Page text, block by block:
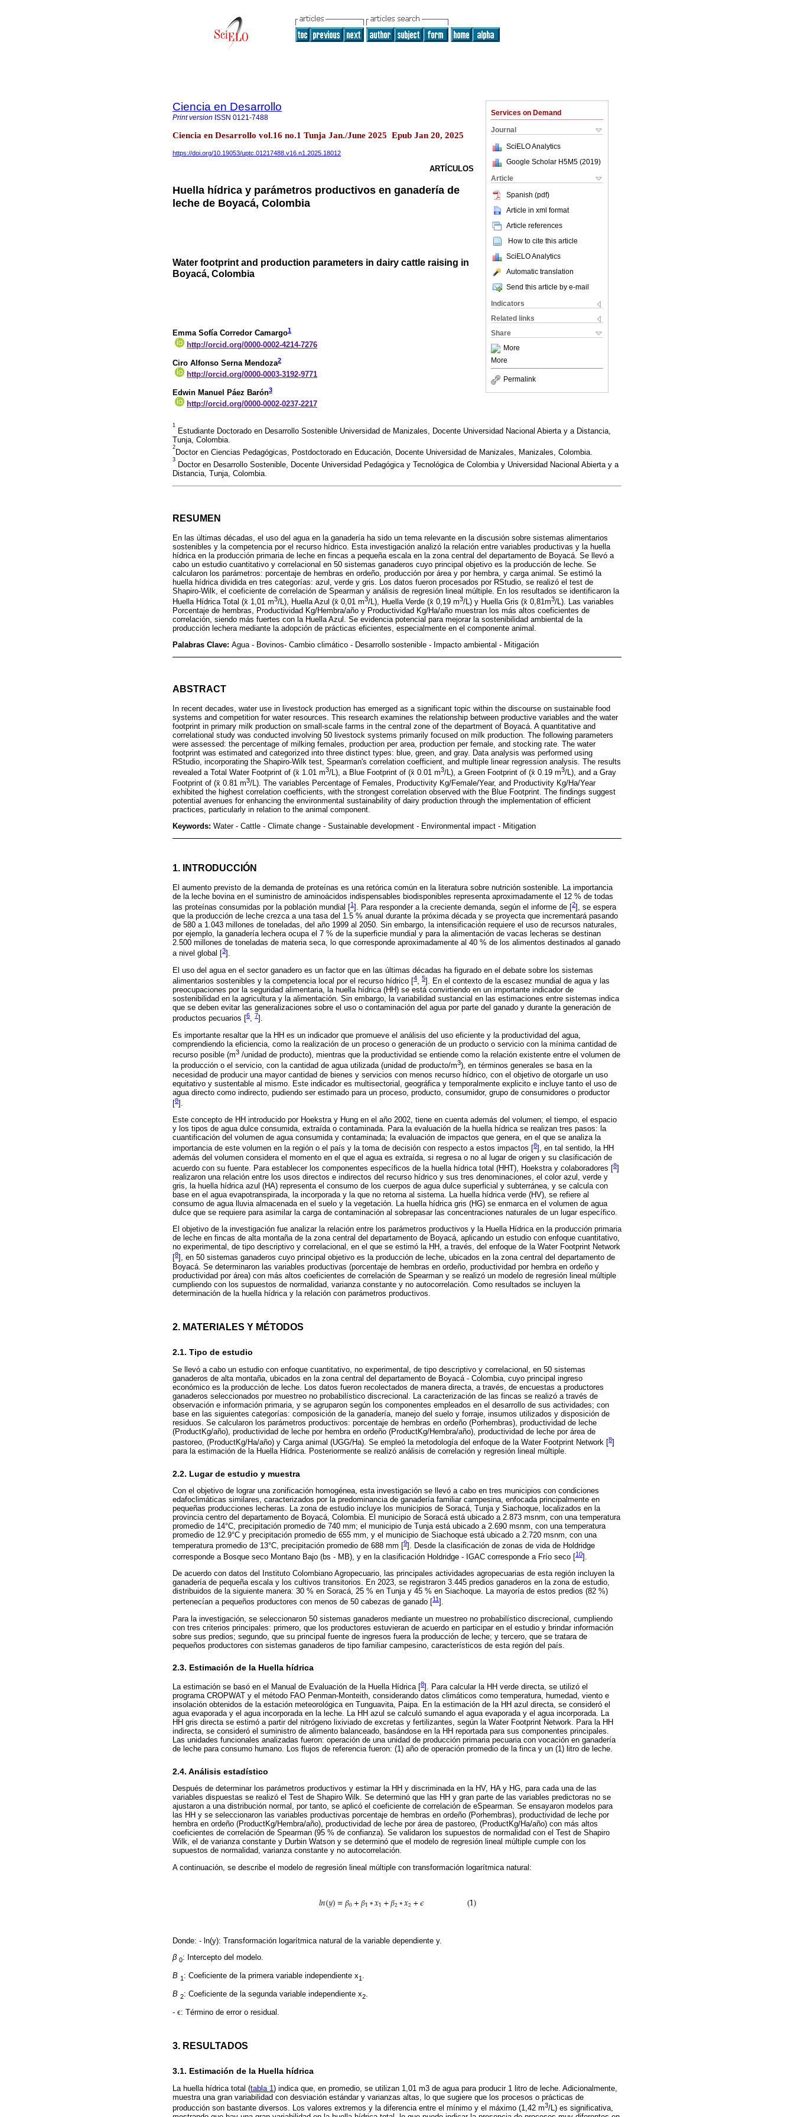
Services on Demand
Journal
SciELO Analytics
Google Scholar H5M5 (2019)
Article
Spanish (pdf)
Article in xml format
Article references
How to cite this article
SciELO Analytics
Automatic translation
Send this article by e-mail
Indicators
Related links
Share
More
More
Permalink
Ciencia en Desarrollo
Print version ISSN 0121-7488
Ciencia en Desarrollo vol.16 no.1 Tunja Jan./June 2025 Epub Jan 20, 2025
https://doi.org/10.19053/uptc.01217488.v16.n1.2025.18012
ARTÍCULOS
Huella hídrica y parámetros productivos en ganadería de
leche de Boyacá, Colombia
Water footprint and production parameters in dairy cattle raising in
Boyacá, Colombia
Emma Sofía Corredor Camargo1
http://orcid.org/0000-0002-4214-7276
Ciro Alfonso Serna Mendoza2
http://orcid.org/0000-0003-3192-9771
Edwin Manuel Páez Barón3
http://orcid.org/0000-0002-0237-2217
1
Estudiante Doctorado en Desarrollo Sostenible Universidad de Manizales, Docente Universidad Nacional Abierta y a Distancia,
Tunja, Colombia.
2
Doctor en Ciencias Pedagógicas, Postdoctorado en Educación, Docente Universidad de Manizales, Manizales, Colombia.
3
Doctor en Desarrollo Sostenible, Docente Universidad Pedagógica y Tecnológica de Colombia y Universidad Nacional Abierta y a
Distancia, Tunja, Colombia.
RESUMEN
En las últimas décadas, el uso del agua en la ganadería ha sido un tema relevante en la discusión sobre sistemas alimentarios
sostenibles y la competencia por el recurso hídrico. Esta investigación analizó la relación entre variables productivas y la huella
hídrica en la producción primaria de leche en fincas a pequeña escala en la zona central del departamento de Boyacá. Se llevó a
cabo un estudio cuantitativo y correlacional en 50 sistemas ganaderos cuyo principal objetivo es la producción de leche. Se
calcularon los parámetros: porcentaje de hembras en ordeño, producción por área y por hembra, y carga animal. Se estimó la
huella hídrica dividida en tres categorías: azul, verde y gris. Los datos fueron procesados por RStudio, se realizó el test de
Shapiro-Wilk, el coeficiente de correlación de Spearman y análisis de regresión lineal múltiple. En los resultados se identificaron la
Huella Hídrica Total (x̄ 1,01 m3/L), Huella Azul (x̄ 0,01 m3/L), Huella Verde (x̄ 0,19 m3/L) y Huella Gris (x̄ 0,81m3/L). Las variables
Porcentaje de hembras, Productividad Kg/Hembra/año y Productividad Kg/Ha/año muestran los más altos coeficientes de
correlación, siendo más fuertes con la Huella Azul. Se evidencia potencial para mejorar la sostenibilidad ambiental de la
producción lechera mediante la adopción de prácticas eficientes, especialmente en el componente animal.
Palabras Clave: Agua - Bovinos- Cambio climático - Desarrollo sostenible - Impacto ambiental - Mitigación
ABSTRACT
In recent decades, water use in livestock production has emerged as a significant topic within the discourse on sustainable food
systems and competition for water resources. This research examines the relationship between productive variables and the water
footprint in primary milk production on small-scale farms in the central zone of the department of Boyacá. A quantitative and
correlational study was conducted involving 50 livestock systems primarily focused on milk production. The following parameters
were assessed: the percentage of milking females, production per area, production per female, and stocking rate. The water
footprint was estimated and categorized into three distinct types: blue, green, and gray. Data analysis was performed using
RStudio, incorporating the Shapiro-Wilk test, Spearman's correlation coefficient, and multiple linear regression analysis. The results
revealed a Total Water Footprint of (x̄ 1.01 m3/L), a Blue Footprint of (x̄ 0.01 m3/L), a Green Footprint of (x̄ 0.19 m3/L), and a Gray
Footprint of (x̄ 0.81 m3/L). The variables Percentage of Females, Productivity Kg/Female/Year, and Productivity Kg/Ha/Year
exhibited the highest correlation coefficients, with the strongest correlation observed with the Blue Footprint. The findings suggest
potential avenues for enhancing the environmental sustainability of dairy production through the implementation of efficient
practices, particularly in relation to the animal component.
Keywords: Water - Cattle - Climate change - Sustainable development - Environmental impact - Mitigation
1. INTRODUCCIÓN
El aumento previsto de la demanda de proteínas es una retórica común en la literatura sobre nutrición sostenible. La importancia
de la leche bovina en el suministro de aminoácidos indispensables biodisponibles representa aproximadamente el 12 % de todas
las proteínas consumidas por la población mundial [1]. Para responder a la creciente demanda, según el informe de [2], se espera
que la producción de leche crezca a una tasa del 1.5 % anual durante la próxima década y se proyecta que incrementará pasando
de 580 a 1.043 millones de toneladas, del año 1999 al 2050. Sin embargo, la intensificación requiere el uso de recursos naturales,
por ejemplo, la ganadería lechera ocupa el 7 % de la superficie mundial y para la alimentación de vacas lecheras se destinan
2.500 millones de toneladas de materia seca, lo que corresponde aproximadamente al 40 % de los alimentos destinados al ganado
a nivel global [
3 ].
El uso del agua en el sector ganadero es un factor que en las últimas décadas ha figurado en el debate sobre los sistemas
alimentarios sostenibles y la competencia local por el recurso hídrico [4, 5]. En el contexto de la escasez mundial de agua y las
preocupaciones por la seguridad alimentaria, la huella hídrica (HH) se está convirtiendo en un importante indicador de
sostenibilidad en la agricultura y la alimentación. Sin embargo, la variabilidad sustancial en las estimaciones entre sistemas indica
que se deben evitar las generalizaciones sobre el uso o contaminación del agua por parte del ganado y durante la generación de
productos pecuarios [
6, 7 ].
Es importante resaltar que la HH es un indicador que promueve el análisis del uso eficiente y la productividad del agua,
comprendiendo la eficiencia, como la realización de un proceso o generación de un producto o servicio con la mínima cantidad de
recurso posible (m3 /unidad de producto), mientras que la productividad se entiende como la relación existente entre el volumen de
la producción o el servicio, con la cantidad de agua utilizada (unidad de producto/m3), en términos generales se basa en la
necesidad de producir una mayor cantidad de bienes y servicios con menos recurso hídrico, con el objetivo de otorgarle un uso
equitativo y sustentable al mismo. Este indicador es multisectorial, geográfica y temporalmente explicito e incluye tanto el uso de
agua directo como indirecto, pudiendo ser estimado para un proceso, producto, consumidor, grupo de consumidores o productor
[8].
Este concepto de HH introducido por Hoekstra y Hung en el año 2002, tiene en cuenta además del volumen; el tiempo, el espacio
y los tipos de agua dulce consumida, extraída o contaminada. Para la evaluación de la huella hídrica se realizan tres pasos: la
cuantificación del volumen de agua consumida y contaminada; la evaluación de impactos que genera, en el que se analiza la
importancia de este volumen en la región o el país y la toma de decisión con respecto a estos impactos [8], en tal sentido, la HH
además del volumen considera el momento en el que el agua es extraída, si regresa o no al lugar de origen y su clasificación de
acuerdo con su fuente. Para establecer los componentes específicos de la huella hídrica total (HHT), Hoekstra y colaboradores [8]
realizaron una relación entre los usos directos e indirectos del recurso hídrico y sus tres denominaciones, el color azul, verde y
gris, la huella hídrica azul (HA) representa el consumo de los cuerpos de agua dulce superficial y subterránea, y se calcula con
base en el agua evapotranspirada, la incorporada y la que no retorna al sistema. La huella hídrica verde (HV), se refiere al
consumo de agua lluvia almacenada en el suelo y la vegetación. La huella hídrica gris (HG) se enmarca en el volumen de agua
dulce que se requiere para asimilar la carga de contaminación al sobrepasar las concentraciones naturales de un lugar específico.
El objetivo de la investigación fue analizar la relación entre los parámetros productivos y la Huella Hídrica en la producción primaria
de leche en fincas de alta montaña de la zona central del departamento de Boyacá, aplicando un estudio con enfoque cuantitativo,
no experimental, de tipo descriptivo y correlacional, en el que se estimó la HH, a través, del enfoque de la Water Footprint Network
[8], en 50 sistemas ganaderos cuyo principal objetivo es la producción de leche, ubicados en la zona central del departamento de
Boyacá. Se determinaron las variables productivas (porcentaje de hembras en ordeño, productividad por hembra en ordeño y
productividad por área) con más altos coeficientes de correlación de Spearman y se realizó un modelo de regresión lineal múltiple
cumpliendo con los supuestos de normalidad, varianza constante y no autocorrelación. Como resultados se incluyen la
determinación de la huella hídrica y la relación con parámetros productivos.
2. MATERIALES Y MÉTODOS
2.1. Tipo de estudio
Se llevó a cabo un estudio con enfoque cuantitativo, no experimental, de tipo descriptivo y correlacional, en 50 sistemas
ganaderos de alta montaña, ubicados en la zona central del departamento de Boyacá - Colombia, cuyo principal ingreso
económico es la producción de leche. Los datos fueron recolectados de manera directa, a través, de encuestas a productores
ganaderos seleccionados por muestreo no probabilístico discrecional. La caracterización de las fincas se realizó a través de
observación e información primaria, y se agruparon según los componentes empleados en el desarrollo de sus actividades; con
base en las siguientes categorías: composición de la ganadería, manejo del suelo y forraje, insumos utilizados y disposición de
residuos. Se calcularon los parámetros productivos: porcentaje de hembras en ordeño (Porhembras), productividad de leche
(ProductKg/año), productividad de leche por hembra en ordeño (ProductKg/Hembra/año), productividad de leche por área de
pastoreo, (ProductKg/Ha/año) y Carga animal (UGG/Ha). Se empleó la metodología del enfoque de la Water Footprint Network [8]
para la estimación de la Huella Hídrica. Posteriormente se realizó análisis de correlación y regresión lineal múltiple.
2.2. Lugar de estudio y muestra
Con el objetivo de lograr una zonificación homogénea, esta investigación se llevó a cabo en tres municipios con condiciones
edafoclimáticas similares, caracterizados por la predominancia de ganadería familiar campesina, enfocada principalmente en
pequeñas producciones lecheras. La zona de estudio incluye los municipios de Soracá, Tunja y Siachoque, localizados en la
provincia centro del departamento de Boyacá, Colombia. El municipio de Soracá está ubicado a 2.873 msnm, con una temperatura
promedio de 14°C, precipitación promedio de 740 mm; el municipio de Tunja está ubicado a 2.690 msnm, con una temperatura
promedio de 12.9°C y precipitación promedio de 655 mm, y el municipio de Siachoque está ubicado a 2.720 msnm, con una
temperatura promedio de 13°C, precipitación promedio de 688 mm [9]. Desde la clasificación de zonas de vida de Holdridge
corresponde a Bosque seco Montano Bajo (bs - MB), y en la clasificación Holdridge - IGAC corresponde a Frío seco [10].
De acuerdo con datos del Instituto Colombiano Agropecuario, las principales actividades agropecuarias de esta región incluyen la
ganadería de pequeña escala y los cultivos transitorios. En 2023, se registraron 3.445 predios ganaderos en la zona de estudio,
distribuidos de la siguiente manera: 30 % en Soracá, 25 % en Tunja y 45 % en Siachoque. La mayoría de estos predios (82 %)
pertenecían a pequeños productores con menos de 50 cabezas de ganado [11].
Para la investigación, se seleccionaron 50 sistemas ganaderos mediante un muestreo no probabilístico discrecional, cumpliendo
con tres criterios principales: primero, que los productores estuvieran de acuerdo en participar en el estudio y brindar información
sobre sus predios; segundo, que su principal fuente de ingresos fuera la producción de leche; y tercero, que se tratara de
pequeños productores con sistemas ganaderos de tipo familiar campesino, característicos de esta región del país.
2.3. Estimación de la Huella hídrica
La estimación se basó en el Manual de Evaluación de la Huella Hídrica [8]. Para calcular la HH verde directa, se utilizó el
programa CROPWAT y el método FAO Penman-Monteith, considerando datos climáticos como temperatura, humedad, viento e
insolación obtenidos de la estación meteorológica en Tunguavita, Paipa. En la estimación de la HH azul directa, se consideró el
agua evaporada y el agua incorporada en la leche. La HH azul se calculó sumando el agua evaporada y el agua incorporada. La
HH gris directa se estimó a partir del nitrógeno lixiviado de excretas y fertilizantes, según la Water Footprint Network. Para la HH
indirecta, se consideró el suministro de alimento balanceado, basándose en la HH reportada para sus componentes principales.
Las unidades funcionales analizadas fueron: operación de una unidad de producción primaria pecuaria con vocación en ganadería
de leche para consumo humano. Los flujos de referencia fueron: (1) año de operación promedio de la finca y un (1) litro de leche.
2.4. Análisis estadístico
Después de determinar los parámetros productivos y estimar la HH y discriminada en la HV, HA y HG, para cada una de las
variables dispuestas se realizó el Test de Shapiro Wilk. Se determinó que las HH y gran parte de las variables predictoras no se
ajustaron a una distribución normal, por tanto, se aplicó el coeficiente de correlación de eSpearman. Se ensayaron modelos para
las HH y se seleccionaron las variables productivas porcentaje de hembras en ordeño (Porhembras), productividad de leche por
hembra en ordeño (ProductKg/Hembra/año), productividad de leche por área de pastoreo, (ProductKg/Ha/año) con más altos
coeficientes de correlación de Spearman (95 % de confianza). Se validaron los supuestos de normalidad con el Test de Shapiro
Wilk, el de varianza constante y Durbin Watson y se determinó que el modelo de regresión lineal múltiple cumple con los
supuestos de normalidad, varianza constante y no autocorrelación.
A continuación, se describe el modelo de regresión lineal múltiple con transformación logarítmica natural:
Donde: - ln(y): Transformación logarítmica natural de la variable dependiente y.
β 0: Intercepto del modelo.
Β 1 : Coeficiente de la primera variable independiente x1 .
Β 2: Coeficiente de la segunda variable independiente x2
- ϵ: Término de error o residual.
3. RESULTADOS
3.1. Estimación de la Huella hídrica
La huella hídrica total (tabla 1) indica que, en promedio, se utilizan 1,01 m3 de agua para producir 1 litro de leche. Adicionalmente,
muestra una gran variabilidad con desviación estándar y varianzas altas, lo que sugiere que los procesos o prácticas de
producción son bastante diversos. Los valores extremos y la diferencia entre el mínimo y el máximo (1,42 m3/L) es significativa,